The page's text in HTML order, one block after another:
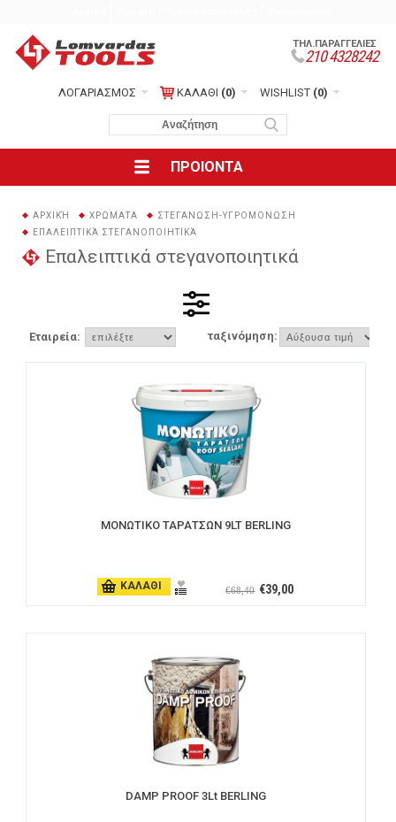
ΤΗΛ.ΠΑΡΑΓΓΕΛΙΕΣ
210 4328242
ΛΟΓΑΡΙΑΣΜΟΣ ΚΑΛΑΘΙ (0) WISHLIST (0)
ΠΡΟΙΟΝΤΑ
ΑΡΧΙΚΉ ΧΡΩΜΑΤΑ
ΣΤΕΓΑΝΩΣΗ-ΥΓΡΟΜΟΝΩΣΗ
ΕΠΑΛΕΙΠΤΙΚΆ ΣΤΕΓΑΝΟΠΟΙΗΤΙΚΆ
Επαλειπτικά στεγανοποιητικά
Εταιρεία: ταξινόμηση:
ΜΟΝΩΤΙΚΟ ΤΑΡΑΤΣΩΝ 9LT BERLING
ΚΑΛΑΘΙ €39,00
€68,40
DAMP PROOF 3Lt BERLING